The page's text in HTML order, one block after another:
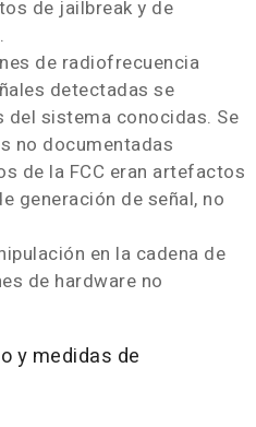
de jailbreak y de
de radiofrecuencia
detectadas se
sistema conocidas. Se
no documentadas
de la FCC eran artefactos
generación de señal, no
en la cadena de
de hardware no
y medidas de